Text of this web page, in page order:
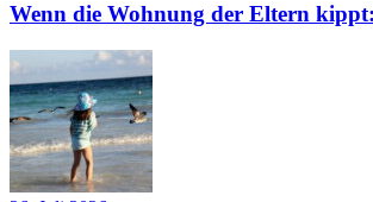
Wenn die Wohnung der Eltern